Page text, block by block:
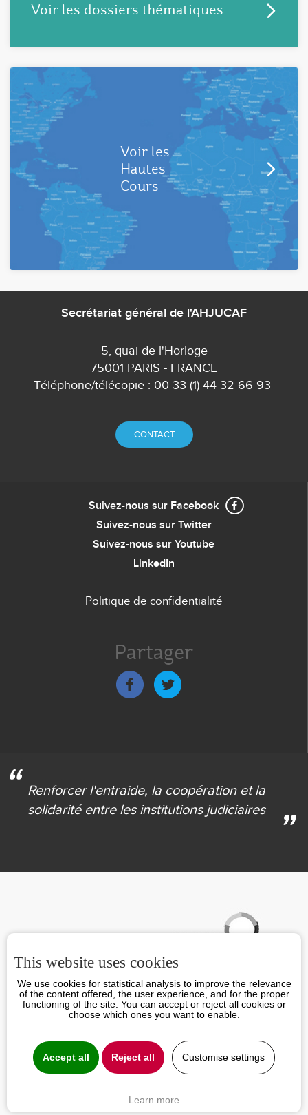
Voir les dossiers thématiques
Voir les
Hautes
Cours
Secrétariat général de l'AHJUCAF
5, quai de l'Horloge
75001 PARIS - FRANCE
Téléphone/télécopie : 00 33 (1) 44 32 66 93
CONTACT
Suivez-nous sur Facebook
Suivez-nous sur Twitter
Suivez-nous sur Youtube
LinkedIn
Politique de confidentialité
Partager
Renforcer l'entraide, la coopération et la
solidaritéentre les institutions judiciaires
This website uses cookies
We use cookies for statistical analysis to improve the relevance
of the content offered, the user experience, and for the proper
functioning of the site. You can accept or reject all cookies or
choose which ones you want to enable.
Accept all Reject all Customise settings
Learn more